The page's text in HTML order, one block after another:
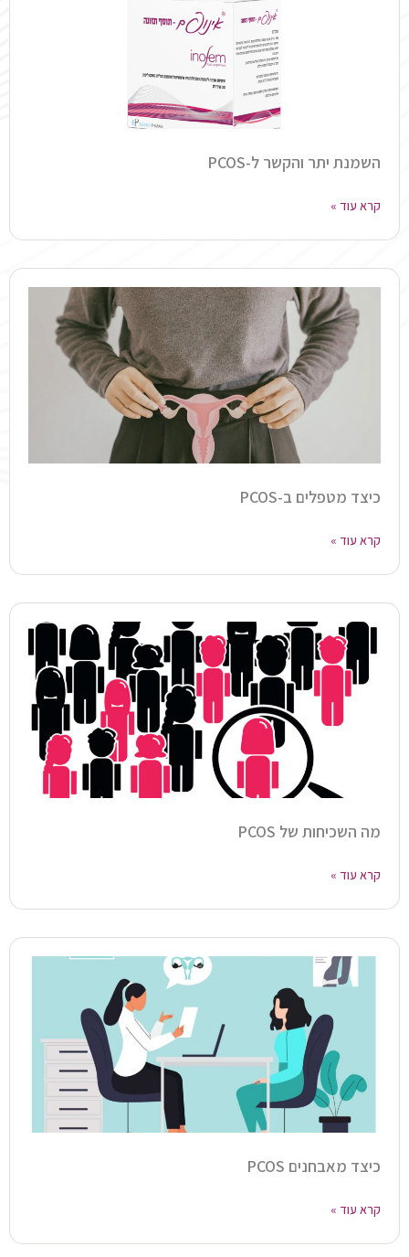
השמנת יתר והקשר ל-PCOS
קרא עוד »
כיצד מטפלים ב-PCOS
קרא עוד »
מה השכיחות של PCOS
קרא עוד »
כיצד מאבחנים PCOS
קרא עוד »